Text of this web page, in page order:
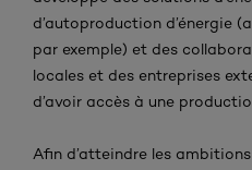
d’autoproduction d’énergie
par exemple) et des
locales et des entreprises
d’avoir accès à une
Afin d’atteindre les